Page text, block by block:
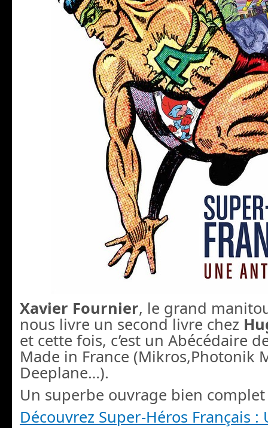
Xavier Fournier, le grand
nous livre un second livre chez
et cette fois, c’est un Abécédaire
Made in France (Mikros,Photonik
Deeplane…).
Un superbe ouvrage bien
Découvrez Super-Héros Français